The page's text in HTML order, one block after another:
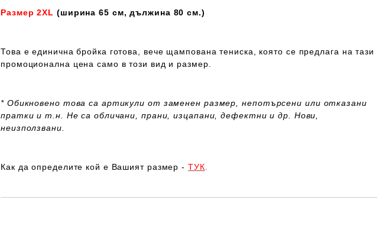
Размер 2XL (ширина 65 см, дължина 80 см.)
Това e единична бройка готова, вече щампована тениска, която се предлага на тази
промоционална цена само в този вид и размер.
* Обикновено това са артикули от заменен размер,непотърсени или отказани
пратки и т.н. Не са обличани, прани, изцапани, дефектни и др. Нови,
неизползвани.
Как да определите кой е Вашият размер - ТУК